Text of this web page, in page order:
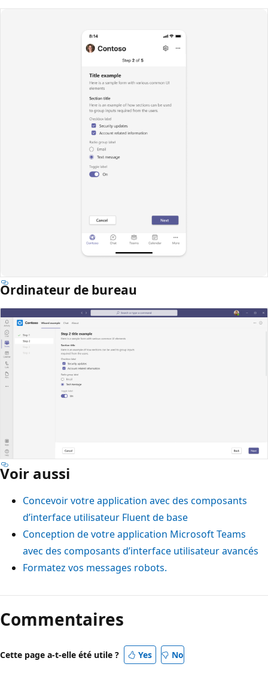
Ordinateur de bureau
Voir aussi
Concevoir votre application avec des composants
d’interface utilisateur Fluent de base
Conception de votre application Microsoft Teams
avec des composants d’interface utilisateur avancés
Formatez vos messages robots.
Commentaires
Cette page a-t-elle été utile ? Yes No